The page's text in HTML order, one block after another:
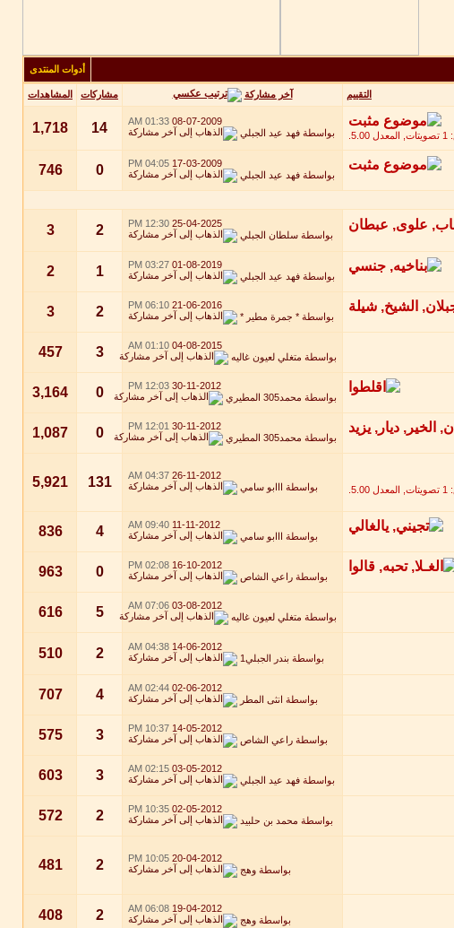
أدوات المنتدى
التقييم آخر مشاركة مشاركات المشاهدات
08-07-2009
01:33 AM
بواسطة فهد عيد الجبلي 14
1,718
17-03-2009
04:05 PM
بواسطة فهد عيد الجبلي 0
746
25-04-2025
12:30 PM
بواسطة سلطان الجبلي 2
3
01-08-2019
03:27 PM
بواسطة فهد عيد الجبلي 1
2
21-06-2016
06:10 PM
بواسطة * جمرة مطير * 2
3
04-08-2015
01:10 AM
بواسطة متغلي لعيون غاليه 3
457
30-11-2012
12:03 PM
بواسطة محمد305 المطيري 0
3,164
30-11-2012
12:01 PM
بواسطة محمد305 المطيري 0
1,087
26-11-2012
04:37 AM
بواسطة
ااابو سامي 131
5,921
11-11-2012
09:40 AM
بواسطة
ااابو سامي 4
836
16-10-2012
02:08 PM
بواسطة راعي الشاص 0
963
03-08-2012
07:06 AM
بواسطة متغلي لعيون غاليه 5
616
14-06-2012
04:38 AM
بواسطة بندر الجبلي1 2
510
02-06-2012
02:44 AM
بواسطة انثى المطر 4
707
14-05-2012
10:37 PM
بواسطة راعي الشاص 3
575
03-05-2012
02:15 AM
بواسطة فهد عيد الجبلي 3
603
02-05-2012
10:35 PM
بواسطة محمد بن حلبيد 2
572
20-04-2012
10:05 PM
بواسطة وهج 2
481
19-04-2012
06:08 AM
بواسطة وهج 2
408